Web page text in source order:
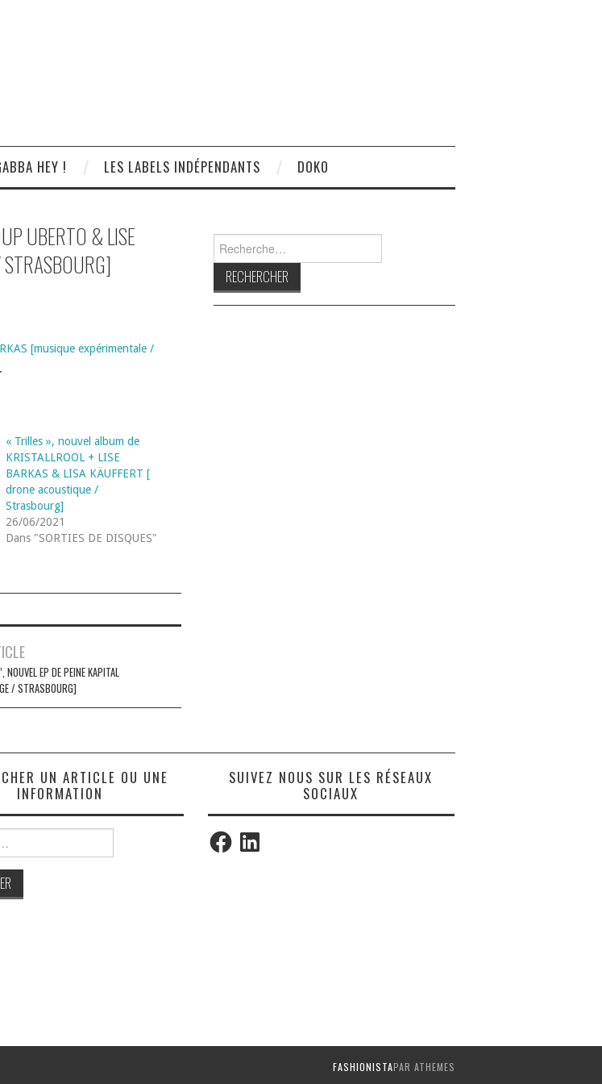
HEY ! LES LABELS INDÉPENDANTS DOKO
UBERTO & LISE
[musique expérimentale /
.
« Trilles », nouvel album de
KRISTALLROOL + LISE
BARKAS & LISA KÄUFFERT [
drone acoustique /
Strasbourg]
26/06/2021
Dans "SORTIES DE DISQUES"
NOUVEL EP DE PEINE KAPITAL
/ STRASBOURG]
UN ARTICLE OU UNE
INFORMATION
SUIVEZ NOUS SUR LES RÉSEAUX
SOCIAUX
FacebookLinkedIn
FASHIONISTAPAR ATHEMES